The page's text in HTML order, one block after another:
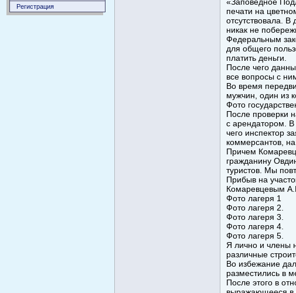
Регистрация
печати на
отсутствовала.
никак не
Федеральным
для общего
платить деньги.
После чего
все вопросы с
Во время
мужчин, один из
Фото
После проверки
с арендатором. В
чего инспектор
коммерсантов,
Причем
гражданину
туристов. Мы
Прибыв на
Комаревцевым
Фото лагеря 1
Фото лагеря 2.
Фото лагеря 3.
Фото лагеря 4.
Фото лагеря 5.
Я лично и члены
различные
Во избежание
разместились в
После этого в